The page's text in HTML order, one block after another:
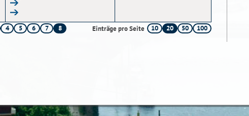
4 5 6 7 8 Einträge pro Seite 10 20 50 100